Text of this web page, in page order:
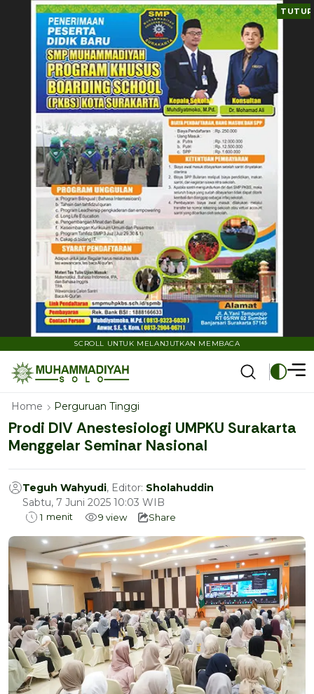
TUTUP
SCROLL UNTUK MELANJUTKAN MEMBACA
Home Perguruan Tinggi
Prodi DIV Anestesiologi UMPKU Surakarta
Menggelar Seminar Nasional
Teguh Wahyudi, Editor: Sholahuddin
Sabtu, 7 Juni 2025 10:03 WIB
1 menit 9 view Share